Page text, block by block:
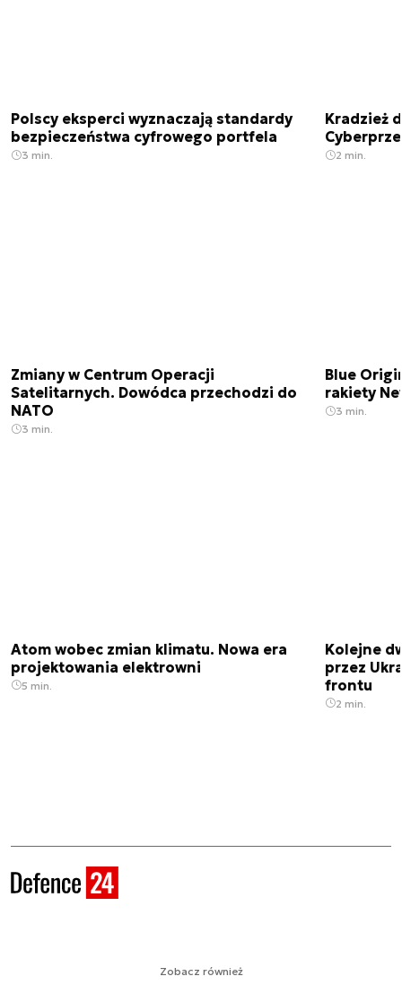
Polscy eksperci wyznaczają standardy
bezpieczeństwa cyfrowego portfela
3 min.
Kradzież
2 min.
Zmiany w Centrum Operacji
Satelitarnych. Dowódca przechodzi do
NATO
3 min.
Blue
rakiety
3 min.
Atom wobec zmian klimatu. Nowa era
projektowania elektrowni
5 min.
Kolejne
przez
frontu
2 min.
Zobacz również